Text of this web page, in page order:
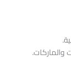
والماركات.